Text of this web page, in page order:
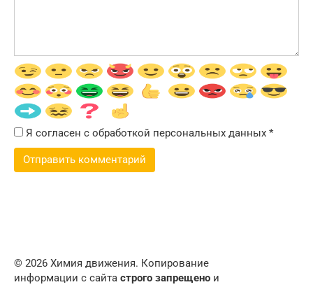
Я согласен с обработкой персональных данных *
© 2026 Химия движения. Копирование
информации с сайта строго запрещено и